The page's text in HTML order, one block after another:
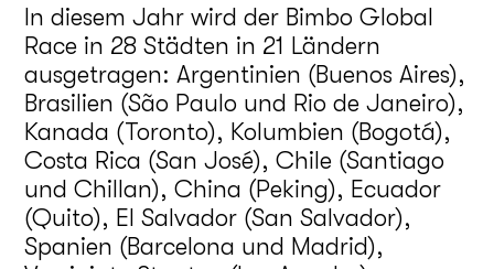
In diesem Jahr wird der Bimbo Global
Race in 28 Städten in 21 Ländern
ausgetragen: Argentinien (Buenos Aires),
Brasilien (São Paulo und Rio de Janeiro),
Kanada (Toronto), Kolumbien (Bogotá),
Costa Rica (San José), Chile (Santiago
und Chillan), China (Peking), Ecuador
(Quito), El Salvador (San Salvador),
Spanien (Barcelona und Madrid),